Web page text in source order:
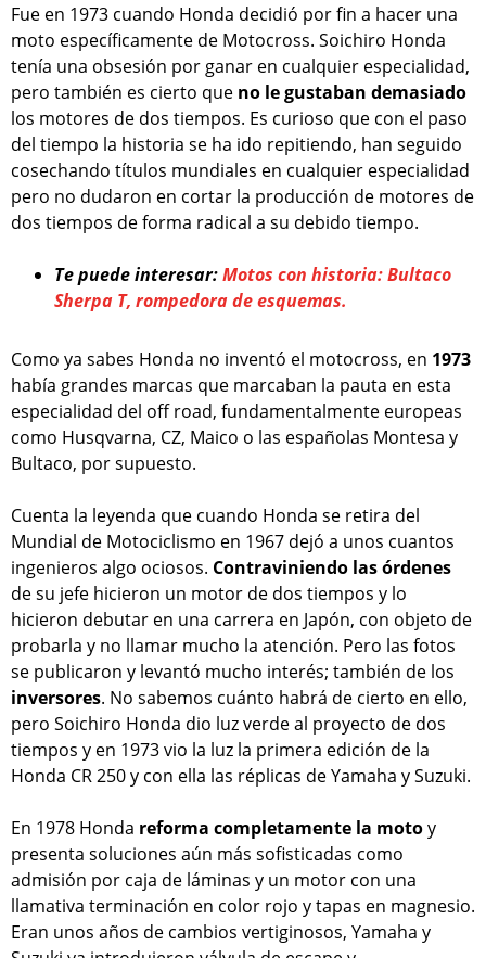
Fue en 1973 cuando Honda decidió por fin a hacer una
moto específicamente de Motocross. Soichiro Honda
tenía una obsesión por ganar en cualquier especialidad,
pero también es cierto que no le gustaban demasiado
los motores de dos tiempos. Es curioso que con el paso
del tiempo la historia se ha ido repitiendo, han seguido
cosechando títulos mundiales en cualquier especialidad
pero no dudaron en cortar la producción de motores de
dos tiempos de forma radical a su debido tiempo.
Te puede interesar:Motos con historia: Bultaco
Sherpa T, rompedora de esquemas.
Como ya sabes Honda no inventó el motocross, en 1973
había grandes marcas que marcaban la pauta en esta
especialidad del off road, fundamentalmente europeas
como Husqvarna, CZ, Maico o las españolas Montesa y
Bultaco, por supuesto.
Cuenta la leyenda que cuando Honda se retira del
Mundial de Motociclismo en 1967 dejó a unos cuantos
ingenieros algo ociosos. Contraviniendo las órdenes
de su jefe hicieron un motor de dos tiempos y lo
hicieron debutar en una carrera en Japón, con objeto de
probarla y no llamar mucho la atención. Pero las fotos
se publicaron y levantó mucho interés; también de los
inversores. No sabemos cuánto habrá de cierto en ello,
pero Soichiro Honda dio luz verde al proyecto de dos
tiempos y en 1973 vio la luz la primera edición de la
Honda CR 250 y con ella las réplicas de Yamaha y Suzuki.
En 1978 Honda reforma completamente la motoy
presenta soluciones aún más sofisticadas como
admisión por caja de láminas y un motor con una
llamativa terminación en color rojo y tapas en magnesio.
Eran unos años de cambios vertiginosos, Yamaha y